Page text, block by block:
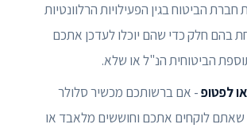
הביטוח בגין הפעילויות הרלוונטיות
בהם חלק כדי שהם יוכלו לעדכן אתכם
הביטוחית הנ"ל או שלא.
לפטופ- אם ברשותכם מכשיר סלולר
לוקחים אתכם וחוששים מלאבד או